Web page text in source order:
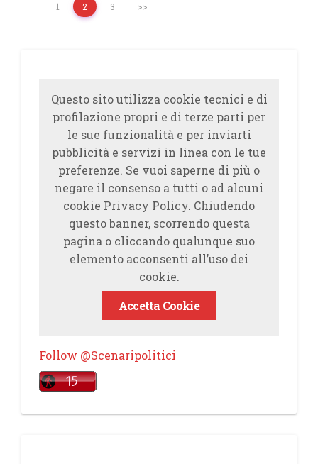
1 2 3 >>
Questo sito utilizza cookie tecnici e di
profilazione propri e di terze parti per
le sue funzionalità e per inviarti
pubblicità e servizi in linea con le tue
preferenze. Se vuoi saperne di più o
negare il consenso a tutti o ad alcuni
cookie Privacy Policy. Chiudendo
questo banner, scorrendo questa
pagina o cliccando qualunque suo
elemento acconsenti all’uso dei
cookie.
Accetta Cookie
Follow @Scenaripolitici